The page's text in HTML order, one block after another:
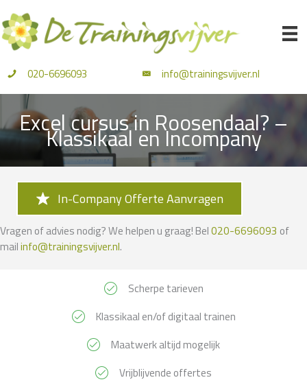
naar
de
inhoud
020-6696093 info@trainingsvijver.nl
Excel cursus in Roosendaal? –
Klassikaal en Incompany
In-Company Offerte Aanvragen
Vragen of advies nodig? We helpen u graag! Bel020-6696093 of
mailinfo@trainingsvijver.nl.
Scherpe tarieven
Klassikaal en/of digitaal trainen
Maatwerk altijd mogelijk
Vrijblijvende offertes